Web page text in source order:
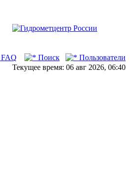
FAQ Поиск
Пользователи
Текущее время: 06 авг 2026, 06:40